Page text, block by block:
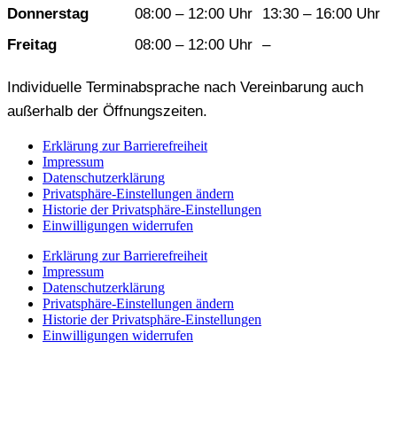
Donnerstag 08:00 – 12:00 Uhr
13:30 – 16:00 Uhr
Freitag
08:00 – 12:00 Uhr –
Individuelle Terminabsprache nach Vereinbarung auch
außerhalb der Öffnungszeiten.
Erklärung zur Barrierefreiheit
Impressum
Datenschutzerklärung
Privatsphäre-Einstellungen ändern
Historie der Privatsphäre-Einstellungen
Einwilligungen widerrufen
Erklärung zur Barrierefreiheit
Impressum
Datenschutzerklärung
Privatsphäre-Einstellungen ändern
Historie der Privatsphäre-Einstellungen
Einwilligungen widerrufen